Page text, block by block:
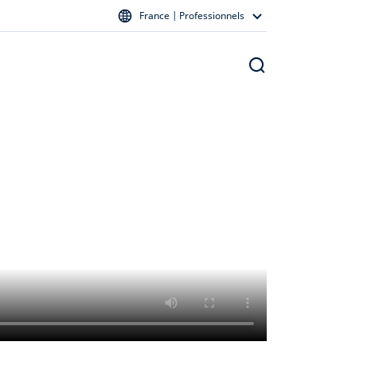
France | Professionnels